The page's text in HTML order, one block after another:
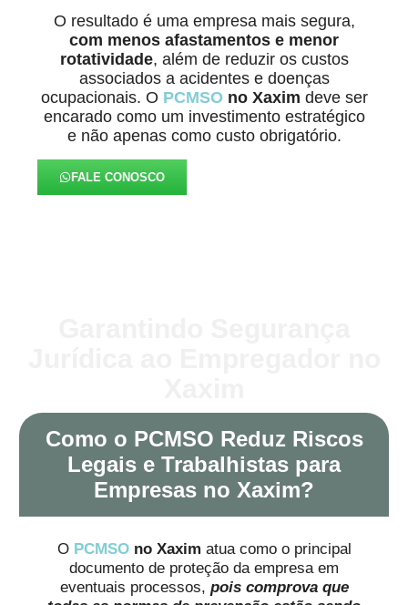
O resultado é uma empresa mais segura,
com menos afastamentos e menor
rotatividade, além de reduzir os custos
associados a acidentes e doenças
ocupacionais. O PCMSOno Xaxim deve ser
encarado como um investimento estratégico
e não apenas como custo obrigatório.
FALE CONOSCO
Como o PCMSO Reduz Riscos
Legais e Trabalhistas para
Empresas no Xaxim?
O PCMSOno Xaxim atua como o principal
documento de proteção da empresa em
eventuais processos, pois comprova que